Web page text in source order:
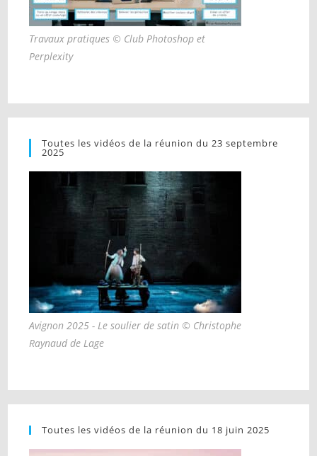
Travaux pratiques © Club Photoshop et
Perplexity
Toutes les vidéos de la réunion du 23 septembre
2025
Avignon 2025 - Le soulier de satin © Christophe
Raynaud de Lage
Toutes les vidéos de la réunion du 18 juin 2025